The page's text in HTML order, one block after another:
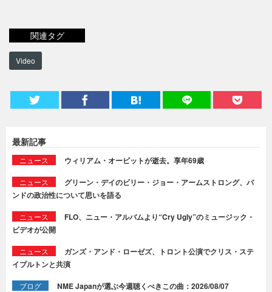
関連タグ
Video
最新記事
ニュース ウィリアム・オービットが逝去。享年69歳
ニュース
グリーン・デイのビリー・ジョー・アームストロング、バ
ンドの政治性について思いを語る
ニュース
FLO、ニュー・アルバムより“Cry Ugly”のミュージック・
ビデオが公開
ニュース
ガンズ・アンド・ローゼズ、トロント公演でクリス・ステ
イプルトンと共演
ブログ NME Japanが選ぶ今週聴くべきこの曲：2026/08/07